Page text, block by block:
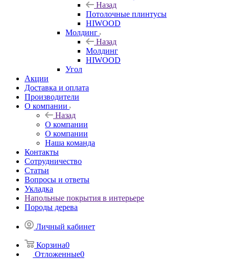
Назад
Потолочные плинтусы
HIWOOD
Молдинг
Назад
Молдинг
HIWOOD
Угол
Акции
Доставка и оплата
Производители
О компании
Назад
О компании
О компании
Наша команда
Контакты
Сотрудничество
Статьи
Вопросы и ответы
Укладка
Напольные покрытия в интерьере
Породы дерева
Личный кабинет
Корзина0
Отложенные0